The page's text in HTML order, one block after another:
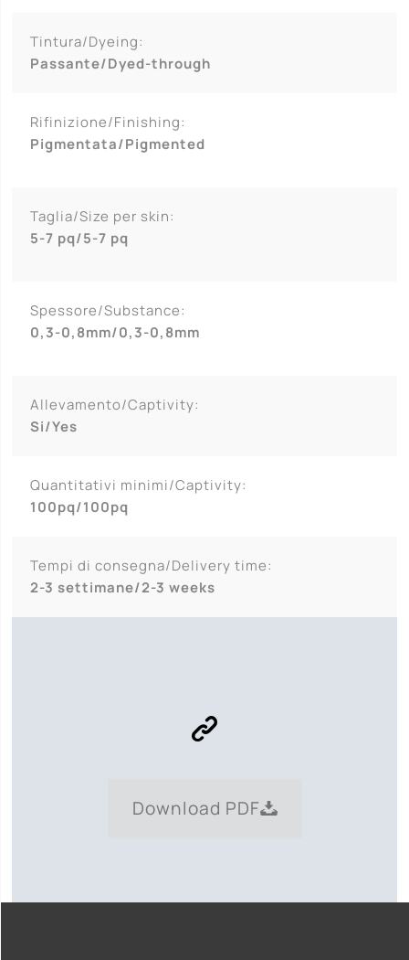
Tintura/Dyeing:
Passante/Dyed-through
Rifinizione/Finishing:
Pigmentata/Pigmented
Taglia/Size per skin:
5-7 pq/5-7 pq
Spessore/Substance:
0,3-0,8mm/0,3-0,8mm
Allevamento/Captivity:
Si/Yes
Quantitativi minimi/Captivity:
100pq/100pq
Tempi di consegna/Delivery time:
2-3 settimane/2-3 weeks
Download PDF